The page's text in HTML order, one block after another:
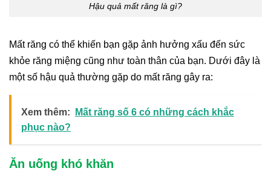
Hậu quả mất răng là gì?
Mất răng có thể khiến bạn gặp ảnh hưởng xấu đến sức
khỏe răng miệng cũng như toàn thân của bạn. Dưới đây là
một số hậu quả thường gặp do mất răng gây ra:
Xem thêm:
Mất răng số 6 có những cách khắc
phục nào?
Ăn uống khó khăn